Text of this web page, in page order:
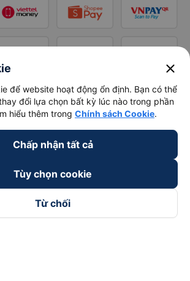
close
để website hoạt động ổn định. Bạn có thể
đổi lựa chọn bất kỳ lúc nào trong phần
hiểu thêm trong Chính sách Cookie.
Chấp nhận tất cả
Tùy chọn cookie
Từ chối